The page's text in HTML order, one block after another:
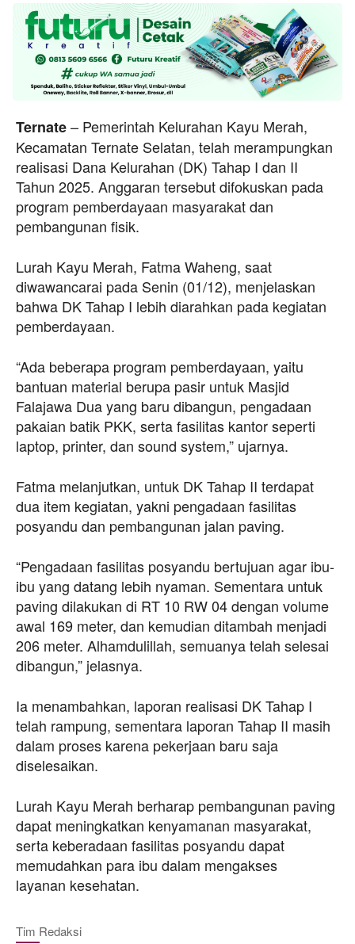
Ternate– Pemerintah Kelurahan Kayu Merah,
Kecamatan Ternate Selatan, telah merampungkan
realisasi Dana Kelurahan (DK) Tahap I dan II
Tahun 2025. Anggaran tersebut difokuskan pada
program pemberdayaan masyarakat dan
pembangunan fisik.
Lurah Kayu Merah, Fatma Waheng, saat
diwawancarai pada Senin (01/12), menjelaskan
bahwa DK Tahap I lebih diarahkan pada kegiatan
pemberdayaan.
“Ada beberapa program pemberdayaan, yaitu
bantuan material berupa pasir untuk Masjid
Falajawa Dua yang baru dibangun, pengadaan
pakaian batik PKK, serta fasilitas kantor seperti
laptop, printer, dan sound system,” ujarnya.
Fatma melanjutkan, untuk DK Tahap II terdapat
dua item kegiatan, yakni pengadaan fasilitas
posyandu dan pembangunan jalan paving.
“Pengadaan fasilitas posyandu bertujuan agar ibu-
ibu yang datang lebih nyaman. Sementara untuk
paving dilakukan di RT 10 RW 04 dengan volume
awal 169 meter, dan kemudian ditambah menjadi
206 meter. Alhamdulillah, semuanya telah selesai
dibangun,” jelasnya.
Ia menambahkan, laporan realisasi DK Tahap I
telah rampung, sementara laporan Tahap II masih
dalam proses karena pekerjaan baru saja
diselesaikan.
Lurah Kayu Merah berharap pembangunan paving
dapat meningkatkan kenyamanan masyarakat,
serta keberadaan fasilitas posyandu dapat
memudahkan para ibu dalam mengakses
layanan kesehatan.
Tim Redaksi